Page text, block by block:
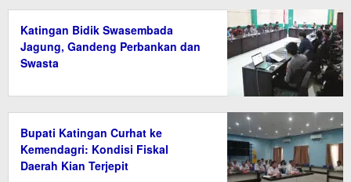
Katingan Bidik Swasembada
Jagung, Gandeng Perbankan dan
Swasta
Bupati Katingan Curhat ke
Kemendagri: Kondisi Fiskal
Daerah Kian Terjepit